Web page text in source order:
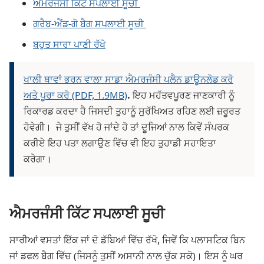
ਐਮਰਜੰਸੀ ਕਿੱਟ ਸਪਲਾਈ ਸੂਚੀ
ਗਰੈਬ-ਐਂਡ-ਗੋ ਬੈਗ ਸਪਲਾਈ ਸੂਚੀ
ਬਹੁਤ ਸਾਰਾ ਪਾਣੀ ਰੱਖੋ
ਖਾਲੀ ਥਾਵਾਂ ਭਰਨ ਵਾਲਾ ਸਾਡਾ ਐਮਰਜੰਸੀ ਪਲੈਨ ਡਾਊਨਲੋਡ ਕਰੋ
ਅਤੇ ਪੂਰਾ ਕਰੋ (PDF, 1.9MB).ਇਹ ਮਹੱਤਵਪੂਰਣ ਜਾਣਕਾਰੀ ਨੂੰ
ਰਿਕਾਰਡ ਕਰਦਾ ਹੈ ਜਿਸਦੀ ਤੁਹਾਨੂੰ ਸੁਰੱਖਿਅਤ ਰਹਿਣ ਲਈ ਜ਼ਰੂਰਤ
ਹੋਵੇਗੀ। ਜੇ ਤੁਸੀਂ ਵੱਖ ਹੋ ਜਾਂਦੇ ਹੋ ਤਾਂ ਦੂਜਿਆਂ ਨਾਲ ਕਿਵੇਂ ਸੰਪਰਕ
ਕਰੀਏ ਇਹ ਪਤਾ ਲਗਾਉਣ ਵਿੱਚ ਵੀ ਇਹ ਤੁਹਾਡੀ ਸਹਾਇਤਾ
ਕਰੇਗਾ।
ਐਮਰਜੰਸੀ ਕਿੱਟ ਸਪਲਾਈ ਸੂਚੀ
ਸਾਰੀਆਂ ਵਸਤਾਂ ਇੱਕ ਜਾਂ ਦੋ ਡੱਬਿਆਂ ਵਿੱਚ ਰੱਖੋ, ਜਿਵੇਂ ਕਿ ਪਲਾਸਟਿਕ ਬਿਨ
ਜਾਂ ਡਫਲ ਬੈਗ ਵਿੱਚ (ਜਿਸਨੂੰ ਤੁਸੀਂ ਅਸਾਨੀ ਨਾਲ ਚੁੱਕ ਸਕੋ)। ਇਸ ਨੂੰ ਘਰ